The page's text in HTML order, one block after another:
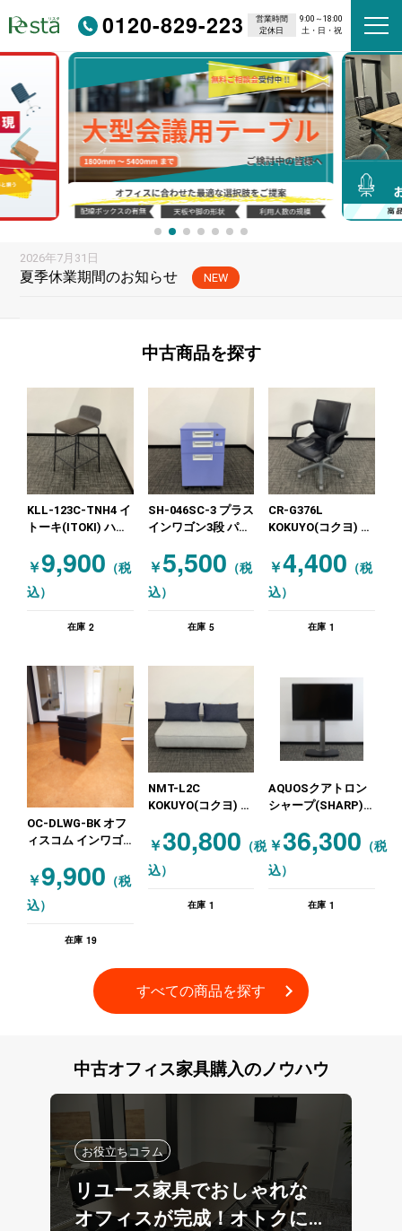
0120-829-223 営業時間
9:00～18:00
定休日
土・日・祝
2026年7月31日
夏季休業期間のお知らせ NEW
中古商品を探す
KLL-123C-TNH4 イ
トーキ(ITOKI) ハイ
クシリーズ 木目
（ダークブラウン）
￥9,900 （税
込）
在庫 2
SH-046SC-3 プラス
インワゴン3段 パー
￥5,500 （税
込）
在庫 5
CR-G376L
KOKUYO(コクヨ) オ
チェア ブラック
￥4,400 （税
込）
在庫 1
OC-DLWG-BK オフ
ィスコム インワゴ
￥9,900 （税
込）
在庫 19
NMT-L2C
KOKUYO(コクヨ) ソ
ジソファ メッティ
（METTI） グレー
ネイビー
￥30,800 （税
込）
在庫 1
AQUOSクアトロン
シャープ(SHARP)
ー類 ブラック
￥36,300 （税
込）
在庫 1
すべての商品を探す
中古オフィス家具購入のノウハウ
リユース家具でおしゃれな
オフィスが完成！オトクに理
お役立ちコラム